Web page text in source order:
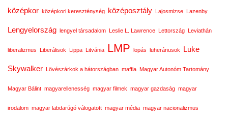
középkor középkori kereszténység középosztály Lajosmizse Lazenby
Lengyelország lengyel társadalom Leslie L. Lawrence Lettország Leviathán
liberalizmus Liberálisok Lippa Litvánia LMP lopás luheránusok Luke
Skywalker Lövészárkok a hátországban maffia Magyar Autonóm Tartomány
Magyar Bálint magyarellenesség magyar filmek magyar gazdaság magyar
irodalom magyar labdarúgó válogatott magyar média magyar nacionalizmus